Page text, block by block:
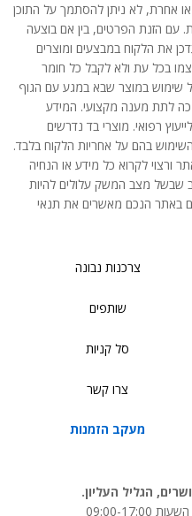
או אחרת, לא ניתן להסתמך על התוכן
עם הזנת הפרטים, בין אם בוצעה
את הלקוח במבצעים ומוצרים
בכל עת ולא לקבל כל חומר
שימוש במוצר שבא במגע עם הגוף
לתת מענה מקצועי. המידע
רפואי. מוצרי בד נדרשים
בהם על אחריות הלקוח בלבד.
ורצוי לקרוא כל מידע או הנחיה
שבשל מצב המשק עלולים להיות
באתר הנכם מאשרים את תנאי
צרכנות נבונה
שותפים
סל קניות
צרו קשר
מעקב הזמנות
הגליל העליון.
17:00